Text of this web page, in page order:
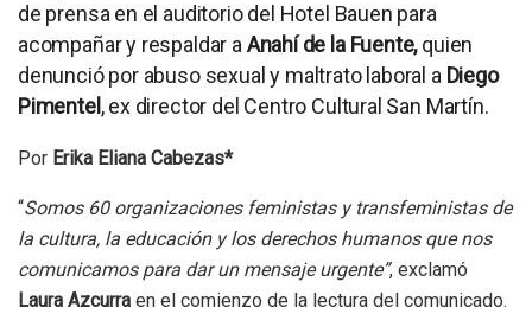
de prensa en el auditorio del Hotel Bauen para
acompañar y respaldar aAnahí de la Fuente,quien
denunció por abuso sexual y maltrato laboral a Diego
Pimentel , ex director del Centro Cultural San Martín.
Por Erika Eliana Cabezas*
“Somos 60 organizaciones feministas y transfeministas de
la cultura, la educación y los derechos humanos que nos
comunicamos para dar un mensaje urgente”, exclamó
Laura Azcurra en el comienzo de la lectura del comunicado.